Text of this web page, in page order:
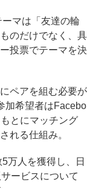
マは「友達の輪
のだけでなく、具
投票でテーマを決
ペアを組む必要が
加希望者はFacebo
とにマッチング
れる仕組み。
万人を獲得し、日
ービスについて